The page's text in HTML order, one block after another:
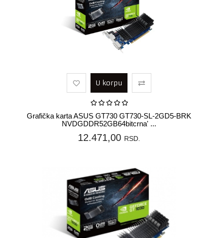
U korpu
Grafička karta ASUS GT730 GT730-SL-2GD5-BRK
NVDGDDR52GB64bitcrna' ...
12.471,00 RSD.